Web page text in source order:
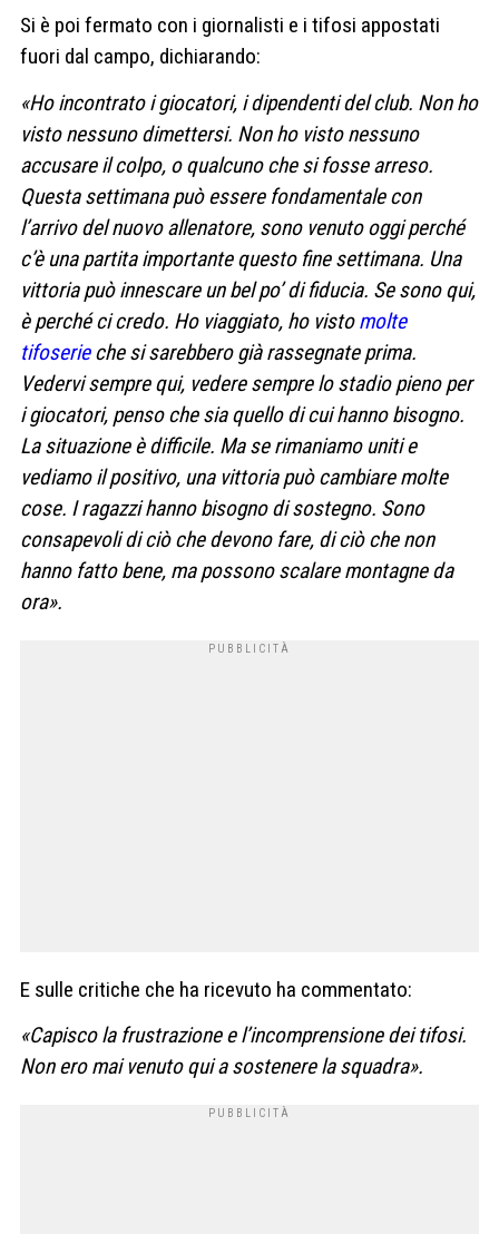
Si è poi fermato con i giornalisti e i tifosi appostati
fuori dal campo, dichiarando:
«Ho incontrato i giocatori, i dipendenti del club. Non ho
visto nessuno dimettersi. Non ho visto nessuno
accusare il colpo, o qualcuno che si fosse arreso.
Questa settimana può essere fondamentale con
l’arrivo del nuovo allenatore, sono venuto oggi perché
c’è una partita importante questo fine settimana. Una
vittoria può innescare un bel po’ di fiducia. Se sono qui,
è perché ci credo. Ho viaggiato, ho vistomolte
tifoserieche si sarebbero già rassegnate prima.
Vedervi sempre qui, vedere sempre lo stadio pieno per
i giocatori, penso che sia quello di cui hanno bisogno.
La situazione è difficile. Ma se rimaniamo uniti e
vediamo il positivo, una vittoria può cambiare molte
cose. I ragazzi hanno bisogno di sostegno. Sono
consapevoli di ciò che devono fare, di ciò che non
hanno fatto bene, ma possono scalare montagne da
ora».
E sulle critiche che ha ricevuto ha commentato:
«Capisco la frustrazione e l’incomprensione dei tifosi.
Non ero mai venuto qui a sostenere la squadra».